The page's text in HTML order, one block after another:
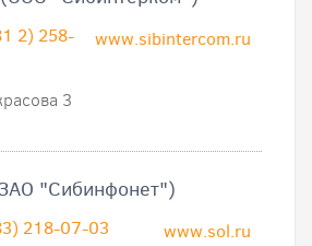
www.sibintercom.ru
2) 258-
3
"Сибинфонет")
www.sol.ru
218-07-03